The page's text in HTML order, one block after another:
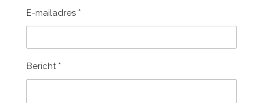
E-mailadres *
Bericht *